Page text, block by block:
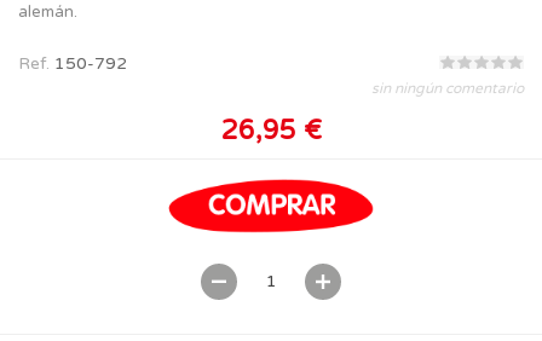
alemán.
Ref. 150-792
sin ningún comentario
26,95 €